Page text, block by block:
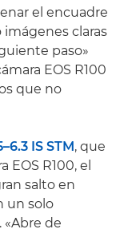
el encuadre
claras
paso»
EOS R100
que no
IS STM, que
R100, el
salto en
un solo
de